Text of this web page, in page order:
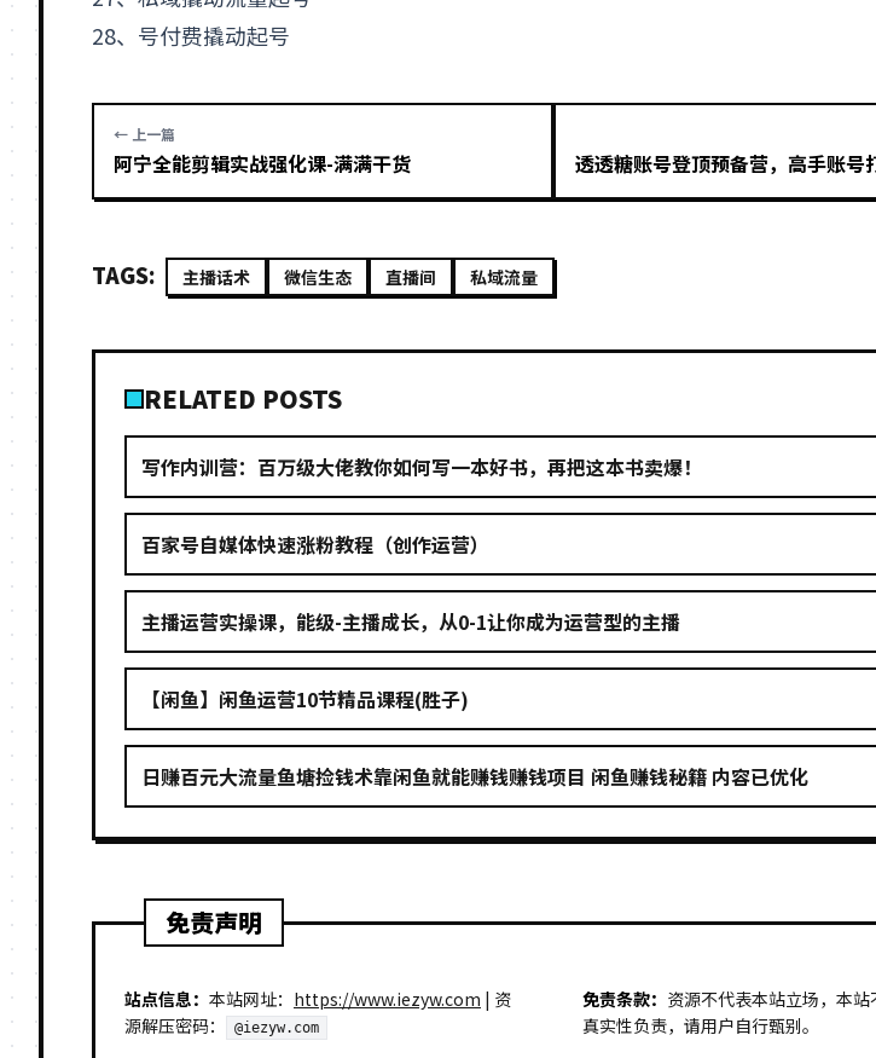
28、号付费撬动起号
← 上一篇
阿宁全能剪辑实战强化课-满满干货
TAGS: 主播话术 微信生态 直播间 私域流量
RELATED POSTS
写作内训营：百万级大佬教你如何写一本好书，再把这本书卖爆！
百家号自媒体快速涨粉教程（创作运营）
主播运营实操课，能级-主播成长，从0-1让你成为运营型的主播
【闲鱼】闲鱼运营10节精品课程(胜子)
日赚百元大流量鱼塘捡钱术靠闲鱼就能赚钱赚钱项目 闲鱼赚钱秘籍 内容已优化
免责声明
站点信息： 本站网址： https://www.iezyw.com | 资
源解压密码：
@iezyw.com
免责条款： 资源不代表本站立场，本
真实性负责，请用户自行甄别。